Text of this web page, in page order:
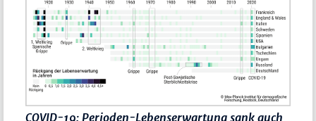
COVID-19: Perioden-Lebenserwartung sank auch